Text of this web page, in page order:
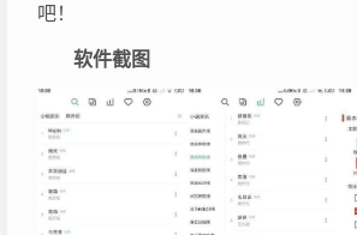
吧！
软件截图